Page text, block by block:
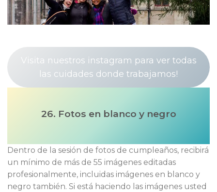
Visita nuestros instagram para ver todas
las cuidades donde trabajamos!
26. Fotos en blanco y negro
Dentro de la sesión de fotos de cumpleaños, recibirá
un mínimo de más de 55 imágenes editadas
profesionalmente, incluidas imágenes en blanco y
negro también. Si está haciendo las imágenes usted